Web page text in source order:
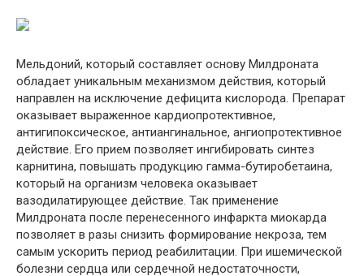
Мельдоний, который составляет основу Милдроната
обладает уникальным механизмом действия, который
направлен на исключение дефицита кислорода. Препарат
оказывает выраженное кардиопротективное,
антигипоксическое, антиангинальное, ангиопротективное
действие. Его прием позволяет ингибировать синтез
карнитина, повышать продукцию гамма-бутиробетаина,
который на организм человека оказывает
вазодилатирующее действие. Так применение
Милдроната после перенесенного инфаркта миокарда
позволяет в разы снизить формирование некроза, тем
самым ускорить период реабилитации. При ишемической
болезни сердца или сердечной недостаточности,